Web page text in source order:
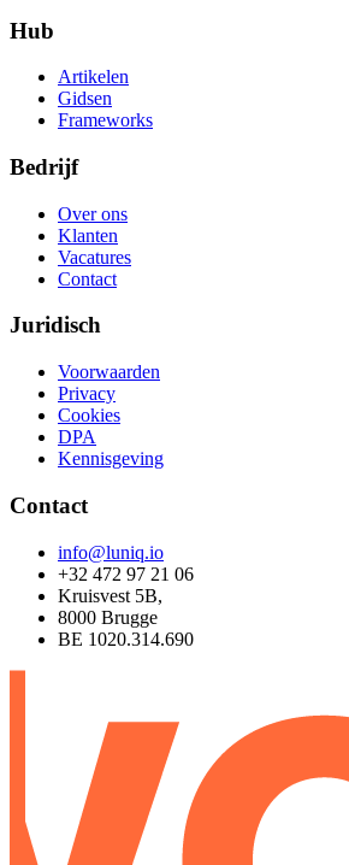
Hub
Artikelen
Gidsen
Frameworks
Bedrijf
Over ons
Klanten
Vacatures
Contact
Juridisch
Voorwaarden
Privacy
Cookies
DPA
Kennisgeving
Contact
info@luniq.io
+32 472 97 21 06
Kruisvest 5B,
8000 Brugge
BE 1020.314.690